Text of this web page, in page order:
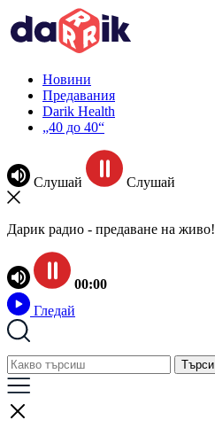
Новини
Предавания
Darik Health
„40 до 40“
Слушай Слушай
Дарик радио - предаване на живо!
00:00
Гледай